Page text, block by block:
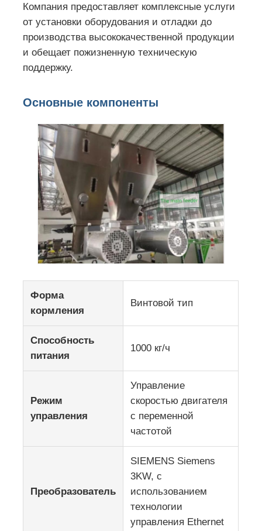
Компания предоставляет комплексные услуги
от установки оборудования и отладки до
производства высококачественной продукции
и обещает пожизненную техническую
поддержку.
Основные компоненты
Форма
кормления
Винтовой тип
Способность
питания
1000 кг/ч
Режим
управления
Управление
скоростью двигателя
с переменной
частотой
Преобразователь
SIEMENS Siemens
3KW, с
использованием
технологии
управления Ethernet